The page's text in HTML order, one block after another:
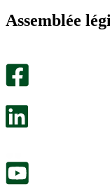
Assemblée